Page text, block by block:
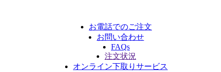
お電話でのご注文
お問い合わせ
FAQs
注文状況
オンライン下取りサービス